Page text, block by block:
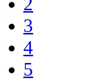
3
4
5